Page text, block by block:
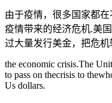
由于疫情，很多国家都
疫情带来的经济危机.美
过大量发行美金，把危
the economic crisis.The
to pass on thecrisis to
Us dollars.